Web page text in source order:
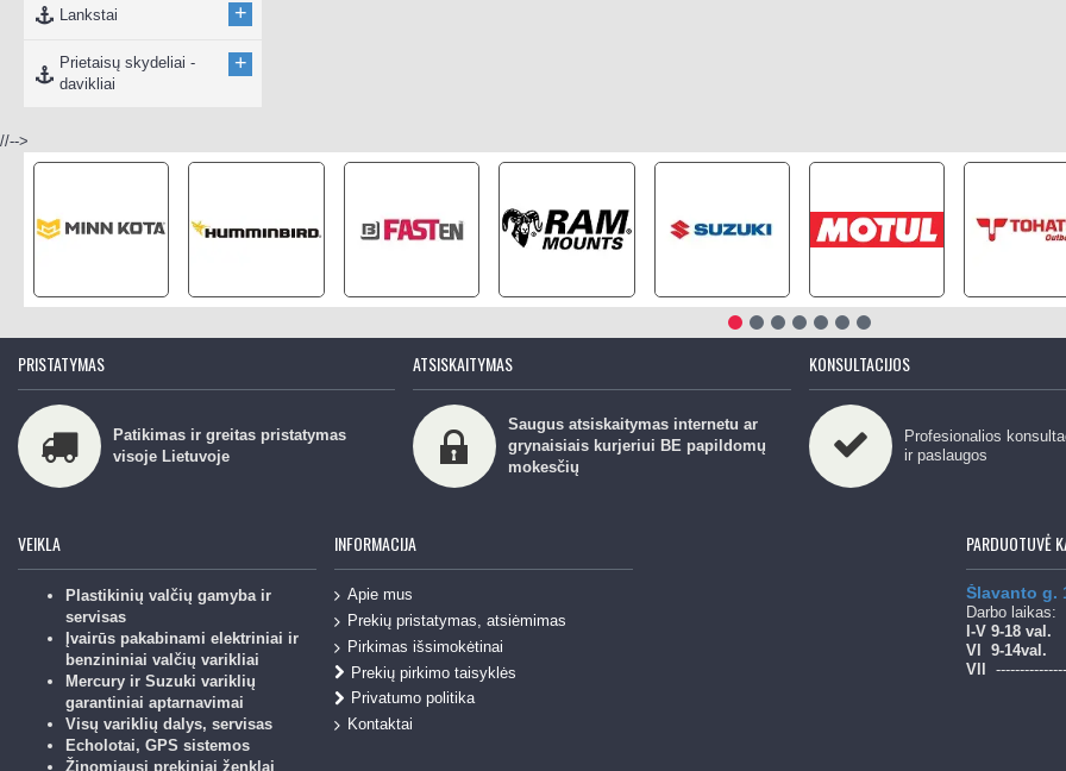
Lankstai +
Prietaisų skydeliai -
davikliai
+
//-->
PRISTATYMAS
Patikimas ir greitas pristatymas
visoje Lietuvoje
ATSISKAITYMAS
Saugus atsiskaitymas internetu ar
grynaisiais kurjeriui BE papildomų
mokesčių
KONSULTACIJOS
Profesionalios
ir paslaugos
VEIKLA
Plastikinių valčių gamyba ir
servisas
Įvairūs pakabinami elektriniai ir
benzininiai valčių varikliai
Mercury ir Suzuki variklių
garantiniai aptarnavimai
Visų variklių dalys, servisas
Echolotai, GPS sistemos
Žinomiausi prekiniai ženklai
INFORMACIJA
Apie mus
Prekių pristatymas, atsiėmimas
Pirkimas išsimokėtinai
Prekių pirkimo taisyklės
Privatumo politika
Kontaktai
PARDUOTUVĖ
Šlavanto g.
Darbo laikas:
l-V 9-18 val.
Vl
9-14val.
Vll